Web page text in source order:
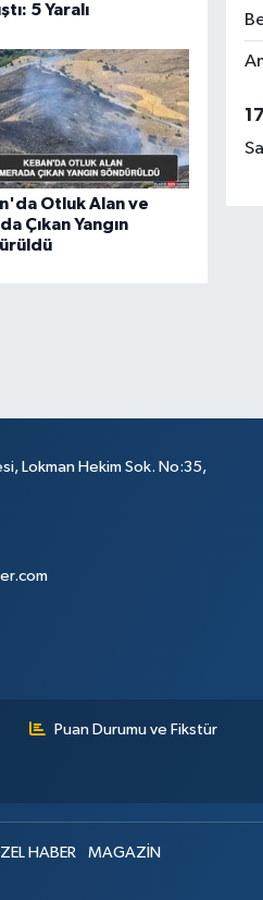
5 Yaralı
Otluk Alan ve
Çıkan Yangın
Lokman Hekim Sok. No:35,
Puan Durumu ve Fikstür
HABER MAGAZİN